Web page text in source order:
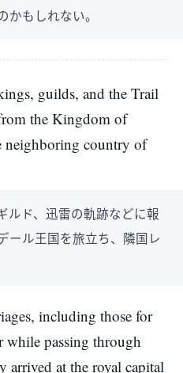
かもしれない。
guilds, and the Trail
the Kingdom of
neighboring country of
ルド、迅雷の軌跡などに報
ール王国を旅立ち、隣国レ
including those for
while passing through
at the royal capital